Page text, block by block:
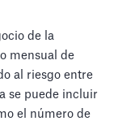
de la
mensual de
al riesgo entre
se puede incluir
el número de